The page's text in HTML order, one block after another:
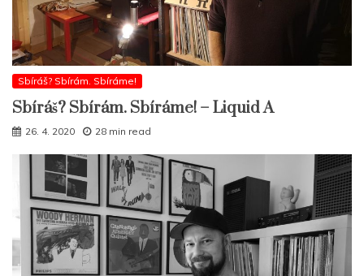
Sbíráš? Sbírám. Sbíráme!
Sbíráš? Sbírám. Sbíráme! – Liquid A
26. 4. 2020 28 min read